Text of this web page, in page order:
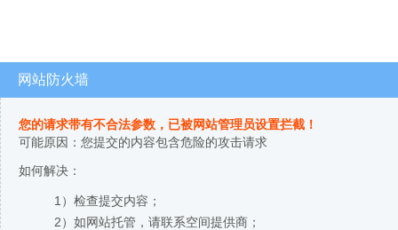
网站防火墙
您的请求带有不合法参数，已被网站管理员设置拦截！
可能原因：您提交的内容包含危险的攻击请求
如何解决：
1）检查提交内容；
2）如网站托管，请联系空间提供商；